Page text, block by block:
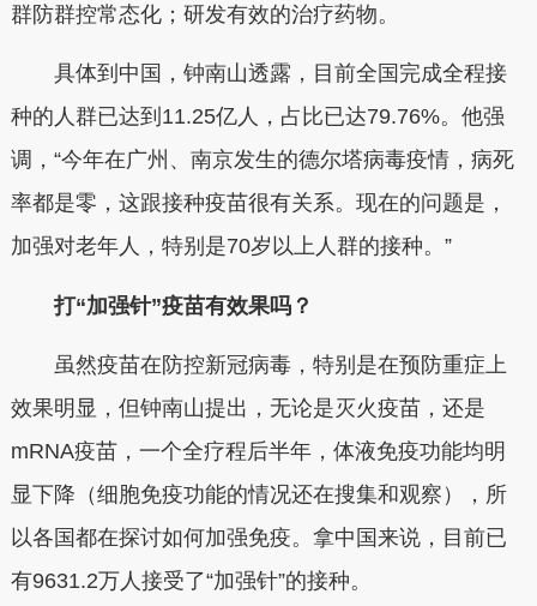
群防群控常态化；研发有效的治疗药物。
具体到中国，钟南山透露，目前全国完成全程接
种的人群已达到11.25亿人，占比已达79.76%。他强
调，“今年在广州、南京发生的德尔塔病毒疫情，病死
率都是零，这跟接种疫苗很有关系。现在的问题是，
加强对老年人，特别是70岁以上人群的接种。”
打“加强针”疫苗有效果吗？
虽然疫苗在防控新冠病毒，特别是在预防重症上
效果明显，但钟南山提出，无论是灭火疫苗，还是
mRNA疫苗，一个全疗程后半年，体液免疫功能均明
显下降（细胞免疫功能的情况还在搜集和观察），所
以各国都在探讨如何加强免疫。拿中国来说，目前已
有9631.2万人接受了“加强针”的接种。